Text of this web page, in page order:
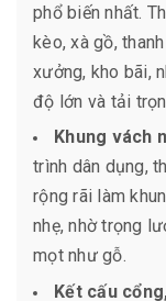
phổ biến nhất.
kèo, xà gồ,
xưởng, kho bãi,
độ lớn và tải
Khung vách
trình dân dụng,
rộng rãi làm
nhẹ, nhờ trọng
mọt như gỗ.
Kết cấu